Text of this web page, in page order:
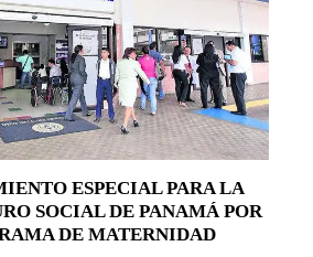
ESPECIAL PARA LA
SOCIAL DE PANAMÁ POR
DE MATERNIDAD